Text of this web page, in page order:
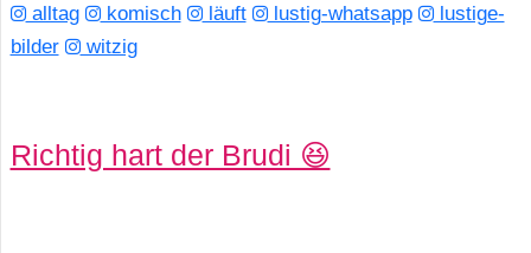
alltag komisch läuft lustig-whatsapp
lustige-
bilder
witzig
Richtig hart der Brudi 😆